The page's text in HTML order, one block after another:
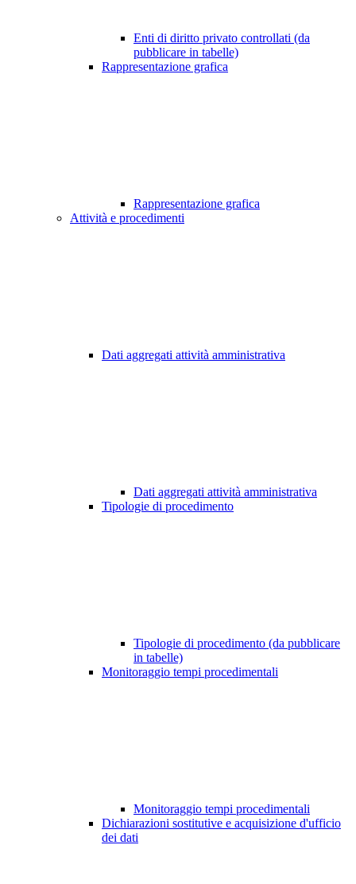
Enti di diritto privato controllati (da
pubblicare in tabelle)
Rappresentazione grafica
Rappresentazione grafica
Attività e procedimenti
Dati aggregati attività amministrativa
Dati aggregati attività amministrativa
Tipologie di procedimento
Tipologie di procedimento (da pubblicare
in tabelle)
Monitoraggio tempi procedimentali
Monitoraggio tempi procedimentali
Dichiarazioni sostitutive e acquisizione d'ufficio
dei dati